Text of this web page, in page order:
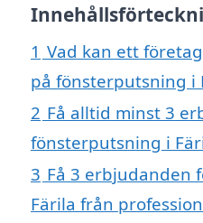
1 Vad kan ett
på fönsterputsning i
2 Få alltid minst 3
fönsterputsning i
3 Få 3 erbjudanden
Färila från